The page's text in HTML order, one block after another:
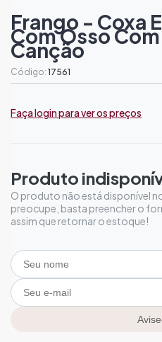
Frango - Coxa
Com Osso
Canção
Código: 17561
Faça login para ver os preços
Produto
O produto não está disponível
preocupe, basta preencher o
assim que retornar o estoque!